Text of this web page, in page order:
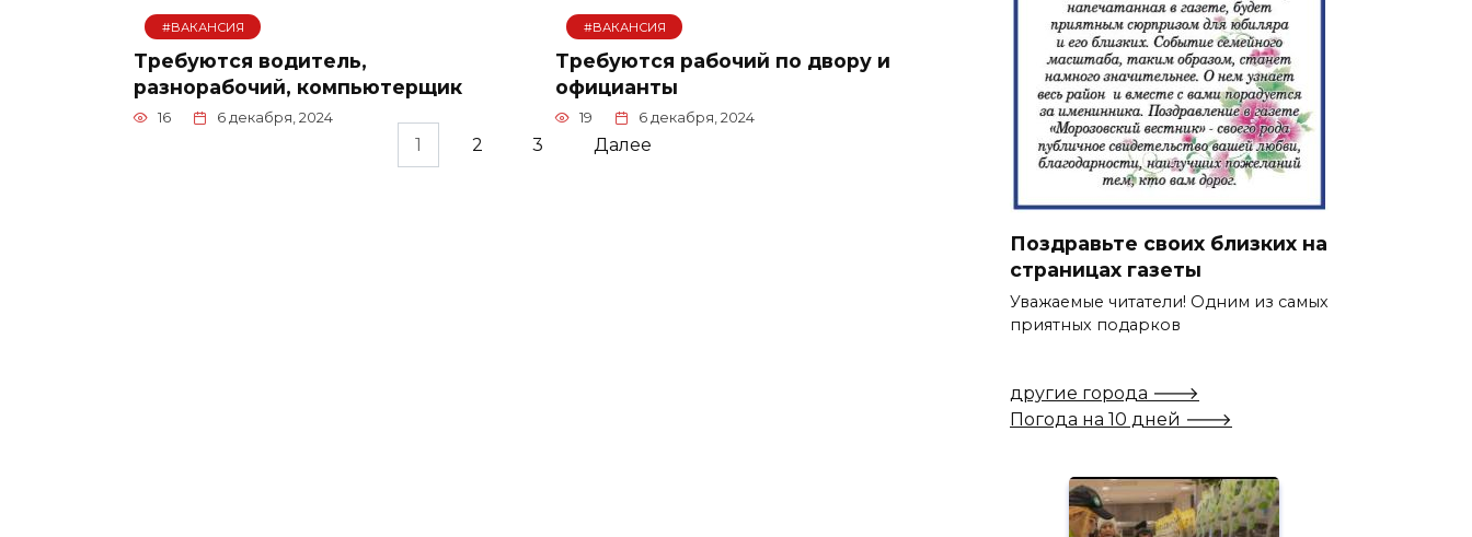
#ВАКАНСИЯ
Требуются водитель,
разнорабочий, компьютерщик
16 6 декабря, 2024
#ВАКАНСИЯ
Требуются рабочий по двору и
официанты
19 6 декабря, 2024
1 2 3 Далее
Поздравьте своих близких на
страницах газеты
Уважаемые читатели! Одним из самых
приятных подарков
другие города 🡒
Погода на 10 дней 🡒